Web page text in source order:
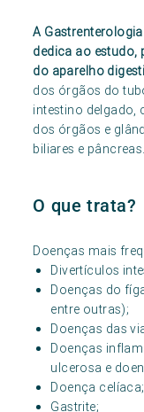
A
dedica ao estudo,
do aparelho
dos órgãos do
intestino delgado,
dos órgãos e
biliares e pâncreas.
O que trata?
Doenças mais
Divertículos
Doenças do
entre outras);
Doenças das
Doenças
ulcerosa e
Doença celíaca;
Gastrite;